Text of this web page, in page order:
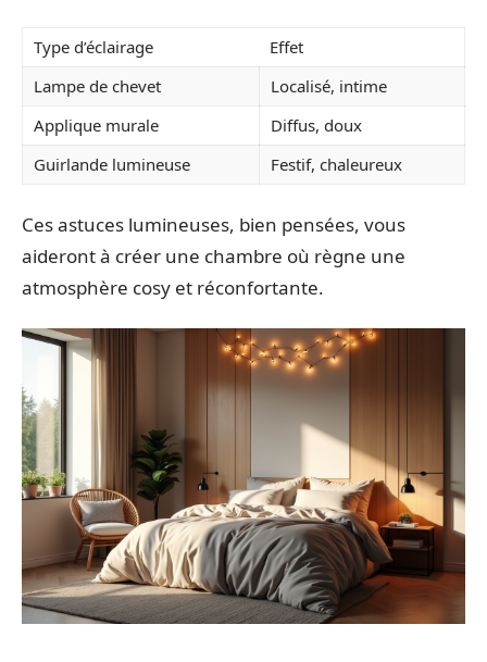
Type d’éclairage
Effet
Lampe de chevet
Localisé, intime
Applique murale
Diffus, doux
Guirlande lumineuse
Festif, chaleureux
Ces astuces lumineuses, bien pensées, vous
aideront à créer une chambre où règne une
atmosphère cosy et réconfortante.